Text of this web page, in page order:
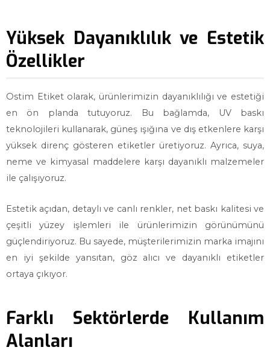
Yüksek Dayanıklılık ve Estetik
Özellikler
Ostim Etiket olarak, ürünlerimizin dayanıklılığı ve estetiği
en ön planda tutuyoruz. Bu bağlamda, UV baskı
teknolojileri kullanarak, güneş ışığına ve dış etkenlere karşı
yüksek direnç gösteren etiketler üretiyoruz. Ayrıca, suya,
neme ve kimyasal maddelere karşı dayanıklı malzemeler
ile çalışıyoruz.
Estetik açıdan, detaylı ve canlı renkler, net baskı kalitesi ve
çeşitli yüzey işlemleri ile ürünlerimizin görünümünü
güçlendiriyoruz. Bu sayede, müşterilerimizin marka imajını
en iyi şekilde yansıtan, göz alıcı ve dayanıklı etiketler
ortaya çıkıyor.
Farklı Sektörlerde Kullanım
Alanları